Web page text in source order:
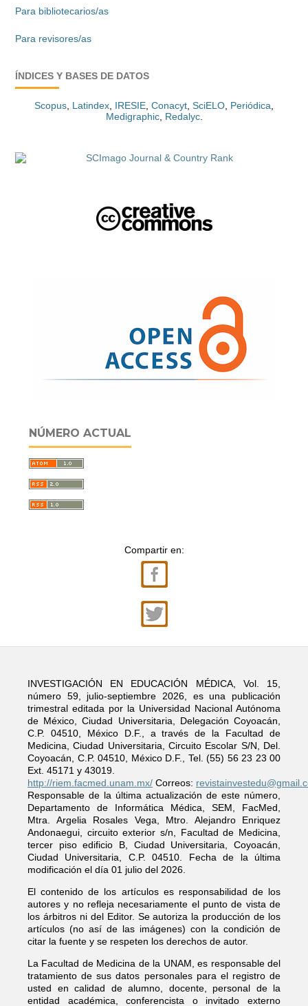
Para bibliotecarios/as
Para revisores/as
ÍNDICES Y BASES DE DATOS
Scopus Latindex IRESIE Conacyt SciELO Periódica
Medigraphic, Redalyc.
NÚMERO ACTUAL
Compartir en:
INVESTIGACIÓN EN EDUCACIÓN MÉDICA, Vol. 15,
número 59, julio-septiembre 2026, es una publicación
trimestral editada por la Universidad Nacional Autónoma
de México, Ciudad Universitaria, Delegación Coyoacán,
C.P. 04510, México D.F., a través de la Facultad de
Medicina, Ciudad Universitaria, Circuito Escolar S/N, Del.
Coyoacán, C.P. 04510, México D.F., Tel. (55) 56 23 23 00
Ext. 45171 y 43019.
http://riem.facmed.unam.mx/ Correos:
Responsable de la última actualización de este número,
Departamento de Informática Médica, SEM, FacMed,
Mtra. Argelia Rosales Vega, Mtro. Alejandro Enriquez
Andonaegui, circuito exterior s/n, Facultad de Medicina,
tercer piso edificio B, Ciudad Universitaria, Coyoacán,
Ciudad Universitaria, C.P. 04510. Fecha de la última
modificación el día 01 julio del 2026.
El contenido de los artículos es responsabilidad de los
autores y no refleja necesariamente el punto de vista de
los árbitros ni del Editor. Se autoriza la producción de los
artículos (no así de las imágenes) con la condición de
citar la fuente y se respeten los derechos de autor.
La Facultad de Medicina de la UNAM, es responsable del
tratamiento de sus datos personales para el registro de
usted en calidad de alumno, docente, personal de la
entidad académica, conferencista o invitado externo